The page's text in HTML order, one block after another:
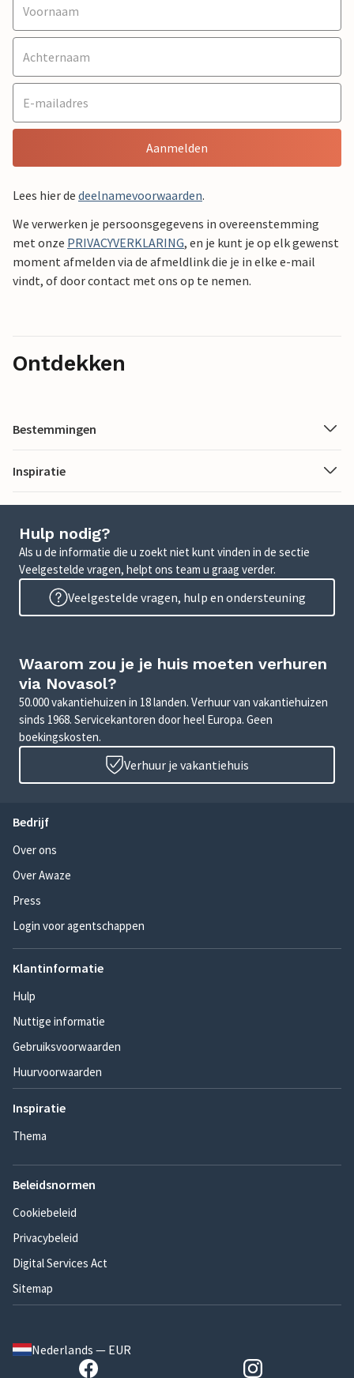
Aanmelden
Lees hier de deelnamevoorwaarden.
We verwerken je persoonsgegevens in overeenstemming
met onze PRIVACYVERKLARING, en je kunt je op elk gewenst
moment afmelden via de afmeldlink die je in elke e-mail
vindt, of door contact met ons op te nemen.
Ontdekken
Bestemmingen
Inspiratie
Hulp nodig?
Als u de informatie die u zoekt niet kunt vinden in de sectie
Veelgestelde vragen, helpt ons team u graag verder.
Veelgestelde vragen, hulp en ondersteuning
Waarom zou je je huis moeten verhuren
via Novasol?
50.000 vakantiehuizen in 18 landen. Verhuur van vakantiehuizen
sinds 1968. Servicekantoren door heel Europa. Geen
boekingskosten.
Verhuur je vakantiehuis
Bedrijf
Over ons
Over Awaze
Press
Login voor agentschappen
Klantinformatie
Hulp
Nuttige informatie
Gebruiksvoorwaarden
Huurvoorwaarden
Inspiratie
Thema
Beleidsnormen
Cookiebeleid
Privacybeleid
Digital Services Act
Sitemap
Nederlands — EUR